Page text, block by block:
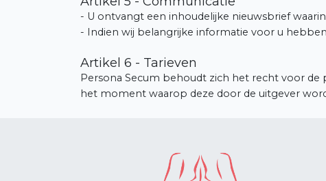
- U ontvangt een inhoudelijke nieuwsbrief
- Indien wij belangrijke informatie voor u
Artikel 6 - Tarieven
Persona Secum behoudt zich het recht voor de
het moment waarop deze door de uitgever